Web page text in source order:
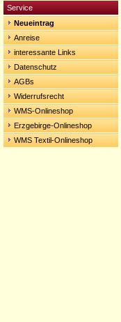
Service
Neueintrag
Anreise
interessante Links
Datenschutz
AGBs
Widerrufsrecht
WMS-Onlineshop
Erzgebirge-Onlineshop
WMS Textil-Onlineshop